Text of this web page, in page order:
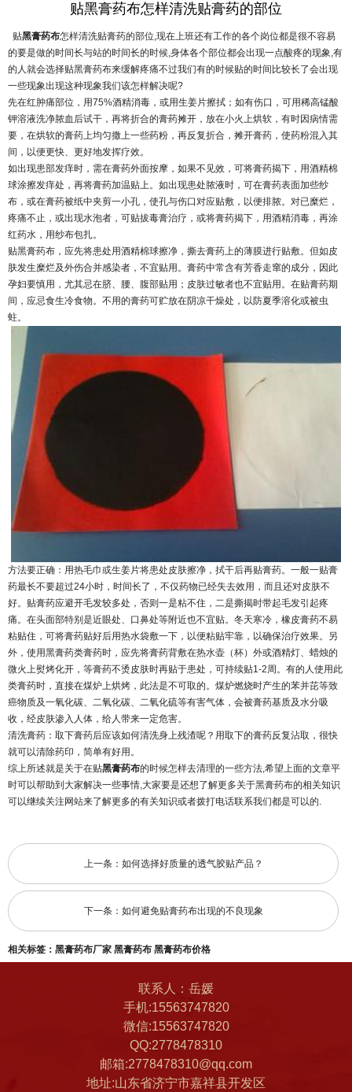
贴黑膏药布怎样清洗贴膏药的部位
贴黑膏药布怎样清洗贴膏药的部位,现在上班还有工作的各个岗位都是很不容易
的要是做的时间长与站的时间长的时候,身体各个部位都会出现一点酸疼的现象,有
的人就会选择贴黑膏药布来缓解疼痛不过我们有的时候贴的时间比较长了会出现
一些现象出现这种现象我们该怎样解决呢?
先在红肿痛部位，用75%酒精消毒，或用生姜片擦拭；如有伤口，可用稀高锰酸
钾溶液洗净脓血后试干，再将折合的膏药摊开，放在小火上烘软，有时因病情需
要，在烘软的膏药上均匀撒上一些药粉，再反复折合，摊开膏药，使药粉混入其
间，以便更快、更好地发挥疗效。
如出现患部发痒时，需在膏药外面按摩，如果不见效，可将膏药揭下，用酒精棉
球涂擦发痒处，再将膏药加温贴上。如出现患处脓液时，可在膏药表面加些纱
布，或在膏药被纸中夹剪一小孔，使孔与伤口对应贴敷，以便排脓。对已糜烂，
疼痛不止，或出现水泡者，可贴拔毒膏治疗，或将膏药揭下，用酒精消毒，再涂
红药水，用纱布包扎。
贴黑膏药布，应先将患处用酒精棉球擦净，撕去膏药上的薄膜进行贴敷。但如皮
肤发生糜烂及外伤合并感染者，不宜贴用。膏药中常含有芳香走窜的成分，因此
孕妇要慎用，尤其忌在脐、腰、腹部贴用；皮肤过敏者也不宜贴用。在贴膏药期
间，应忌食生冷食物。不用的膏药可贮放在阴凉干燥处，以防夏季溶化或被虫
蛀。
方法要正确：用热毛巾或生姜片将患处皮肤擦净，拭干后再贴膏药。一般一贴膏
药最长不要超过24小时，时间长了，不仅药物已经失去效用，而且还对皮肤不
好。贴膏药应避开毛发较多处，否则一是粘不住，二是撕揭时带起毛发引起疼
痛。在头面部特别是近眼处、口鼻处等附近也不宜贴。冬天寒冷，橡皮膏药不易
粘贴住，可将膏药贴好后用热水袋敷一下，以便粘贴牢靠，以确保治疗效果。另
外，使用黑膏药类膏药时，应先将膏药背敷在热水壶（杯）外或酒精灯、蜡烛的
微火上熨烤化开，等膏药不烫皮肤时再贴于患处，可持续贴1-2周。有的人使用此
类膏药时，直接在煤炉上烘烤，此法是不可取的。煤炉燃烧时产生的苯并芘等致
癌物质及一氧化碳、二氧化碳、二氧化硫等有害气体，会被膏药基质及水分吸
收，经皮肤渗入人体，给人带来一定危害。
清洗膏药：取下膏药后应该如何清洗身上残渣呢？用取下的膏药反复沾取，很快
就可以清除药印，简单有好用。
综上所述就是关于在贴黑膏药布的时候怎样去清理的一些方法,希望上面的文章平
时可以帮助到大家解决一些事情,大家要是还想了解更多关于黑膏药布的相关知识
可以继续关注网站来了解更多的有关知识或者拨打电话联系我们都是可以的.
上一条： 如何选择好质量的透气胶贴产品？
下一条： 如何避免贴膏药布出现的不良现象
相关标签： 黑膏药布厂家 黑膏药布 黑膏药布价格
联系人：岳媛
手机:15563747820
微信:15563747820
QQ:2778478310
邮箱:2778478310@qq.com
地址:山东省济宁市嘉祥县开发区